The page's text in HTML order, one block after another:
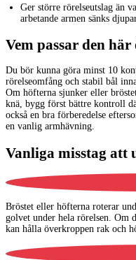
Ger större rörelseutslag än
arbetande armen sänks
Vem passar den
Du bör kunna göra minst 10
rörelseomfång och stabil bål
Om höfterna sjunker eller
knä, bygg först bättre kontroll
också en bra förberedelse
en vanlig armhävning.
Vanliga misstag att
Bröstet eller höfterna roterar
golvet under hela rörelsen. Om
kan hålla överkroppen rak och